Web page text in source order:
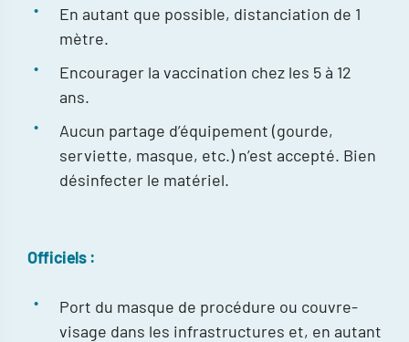
En autant que possible, distanciation de 1
mètre.
Encourager la vaccination chez les 5 à 12
ans.
Aucun partage d’équipement (gourde,
serviette, masque, etc.) n’est accepté. Bien
désinfecter le matériel.
Officiels :
Port du masque de procédure ou couvre-
visage dans les infrastructures et, en autant